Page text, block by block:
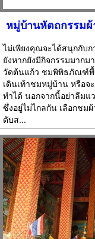
หมู่บ้านหัตถกรรมผ้
ไม่เพียงคุณจะได้สนุกกับ
ยังหากยังมีกิจกรรมมาก
วัดต้นแก้ว ชมพิพิธภัณฑ์พื้
เดินเท้าชมหมู่บ้าน หรือจ
ทำได้ นอกจากนี้อย่าลืม
ซึ่งอยู่ไม่ไกลกัน เลือกชม
ดับส...